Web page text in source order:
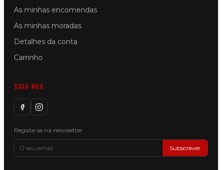
As minhas encomendas
As minhas moradas
Detalhes da conta
Carrinho
SIGA-NOS
Registe-se na newsletter
Subscrever